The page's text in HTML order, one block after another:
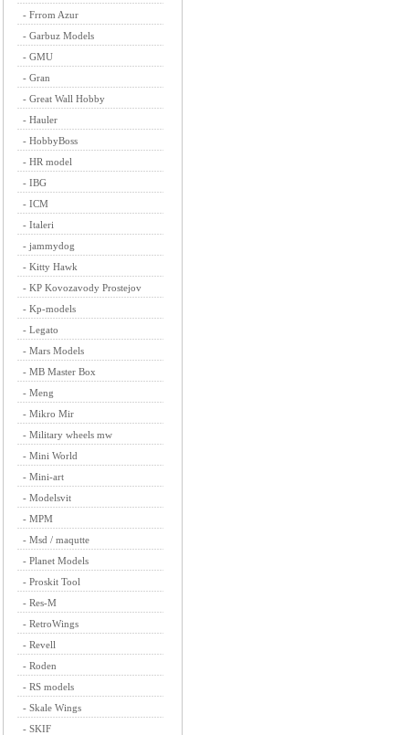
- Frrom Azur
- Garbuz Models
- GMU
- Gran
- Great Wall Hobby
- Hauler
- HobbyBoss
- HR model
- IBG
- ICM
- Italeri
- jammydog
- Kitty Hawk
- KP Kovozavody Prostejov
- Kp-models
- Legato
- Mars Models
- MB Master Box
- Meng
- Mikro Mir
- Military wheels mw
- Mini World
- Mini-art
- Modelsvit
- MPM
- Msd / maqutte
- Planet Models
- Proskit Tool
- Res-M
- RetroWings
- Revell
- Roden
- RS models
- Skale Wings
- SKIF